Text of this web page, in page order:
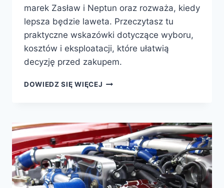
marek Zasław i Neptun oraz rozważa, kiedy
lepsza będzie laweta. Przeczytasz tu
praktyczne wskazówki dotyczące wyboru,
kosztów i eksploatacji, które ułatwią
decyzję przed zakupem.
DOWIEDZ SIĘ WIĘCEJ PRZYCZEPKA
—
ZASŁAW,
NEPTUN
CZY
LAWETA?